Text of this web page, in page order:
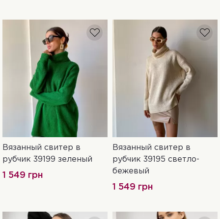
Универсальный
Вязанный свитер в
рубчик 39199 зеленый
1 549 грн
Универсальный
Вязанный свитер в
рубчик 39195 светло-
бежевый
1 549 грн